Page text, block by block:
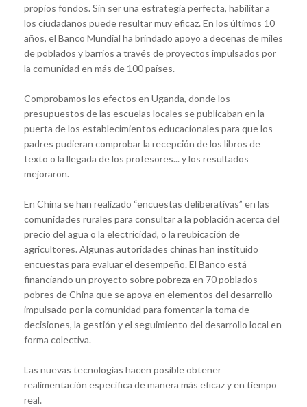
propios fondos. Sin ser una estrategia perfecta, habilitar a
los ciudadanos puede resultar muy eficaz. En los últimos 10
años, el Banco Mundial ha brindado apoyo a decenas de miles
de poblados y barrios a través de proyectos impulsados por
la comunidad en más de 100 países.
Comprobamos los efectos en Uganda, donde los
presupuestos de las escuelas locales se publicaban en la
puerta de los establecimientos educacionales para que los
padres pudieran comprobar la recepción de los libros de
texto o la llegada de los profesores... y los resultados
mejoraron.
En China se han realizado “encuestas deliberativas” en las
comunidades rurales para consultar a la población acerca del
precio del agua o la electricidad, o la reubicación de
agricultores. Algunas autoridades chinas han instituido
encuestas para evaluar el desempeño. El Banco está
financiando un proyecto sobre pobreza en 70 poblados
pobres de China que se apoya en elementos del desarrollo
impulsado por la comunidad para fomentar la toma de
decisiones, la gestión y el seguimiento del desarrollo local en
forma colectiva.
Las nuevas tecnologías hacen posible obtener
realimentación específica de manera más eficaz y en tiempo
real.